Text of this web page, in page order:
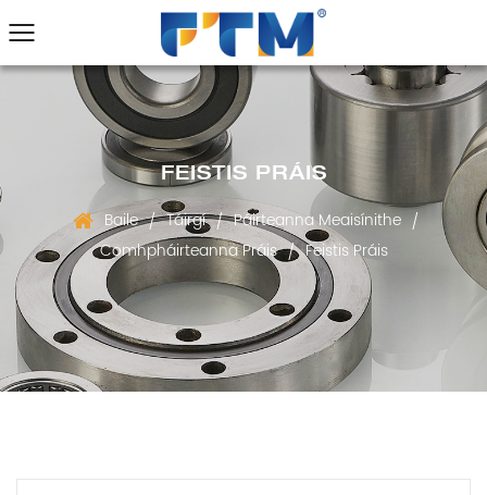
FEISTIS PRÁIS
Baile / Táirgí / Páirteanna Meaisínithe /
Comhpháirteanna Práis / Feistis Práis